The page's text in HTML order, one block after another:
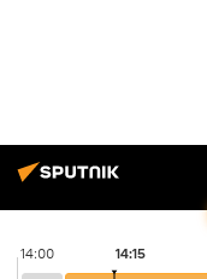
14:00 14:15